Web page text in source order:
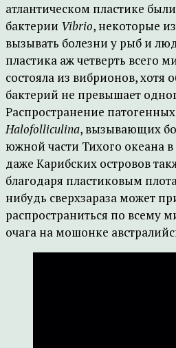
атлантическом пластике были
бактерии Vibrio, некоторые
вызывать болезни у рыб и
пластика аж четверть всего
состояла из вибрионов, хотя
бактерий не превышает
Распространение
Halofolliculina, вызывающих
южной части Тихого океана в
даже Карибских островов
благодаря пластиковым
нибудь сверхзараза может
распространиться по всему
очага на мошонке